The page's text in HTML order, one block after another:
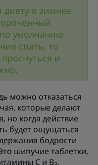
диету в зимнее
умолчанию
спать, то
и
можно отказаться
которые делают
но когда действие
будет ощущаться
бодрости
шипучие таблетки,
С и B .